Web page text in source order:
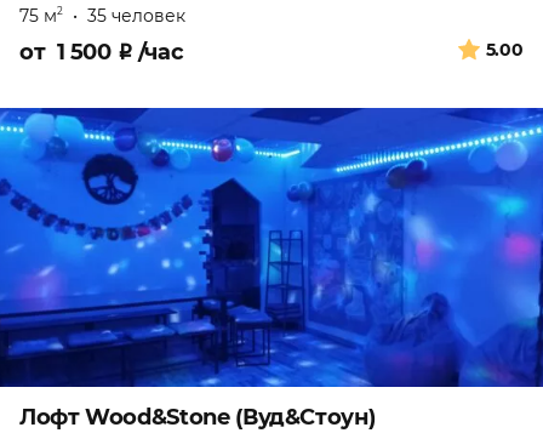
75 м2 • 35 человек
5.00
от 1 500 ₽ /час
Лофт Wood&Stone (Вуд&Стоун)